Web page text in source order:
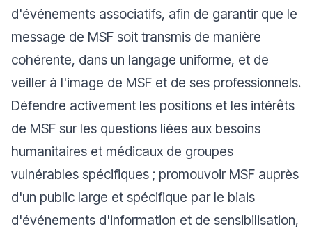
d'événements associatifs, afin de garantir que le
message de MSF soit transmis de manière
cohérente, dans un langage uniforme, et de
veiller à l'image de MSF et de ses professionnels.
Défendre activement les positions et les intérêts
de MSF sur les questions liées aux besoins
humanitaires et médicaux de groupes
vulnérables spécifiques ; promouvoir MSF auprès
d'un public large et spécifique par le biais
d'événements d'information et de sensibilisation,